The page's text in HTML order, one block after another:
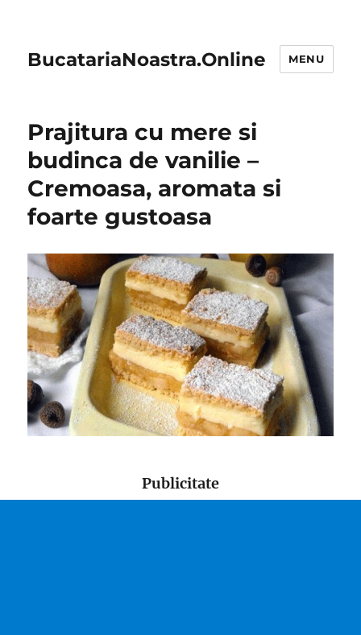
BucatariaNoastra.Online MENU
Prajitura cu mere si
budinca de vanilie –
Cremoasa, aromata si
foarte gustoasa
Publicitate